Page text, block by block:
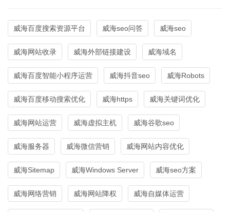
威海百度搜索资源平台 威海seo问答 威海seo
威海网站收录 威海外部链接建设 威海域名
威海百度智能小程序运营 威海抖音seo 威海Robots
威海百度移动搜索优化 威海https 威海关键词优化
威海网站运营 威海虚拟主机 威海谷歌seo
威海服务器 威海微信营销 威海网站内容优化
威海Sitemap 威海Windows Server 威海seo方案
威海网络营销 威海网站降权 威海自媒体运营